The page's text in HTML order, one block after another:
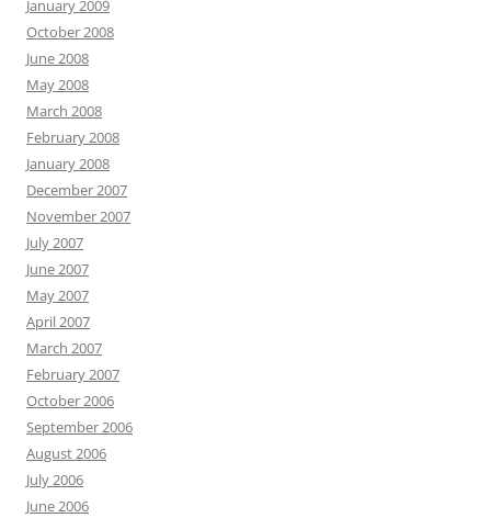
January 2009
October 2008
June 2008
May 2008
March 2008
February 2008
January 2008
December 2007
November 2007
July 2007
June 2007
May 2007
April 2007
March 2007
February 2007
October 2006
September 2006
August 2006
July 2006
June 2006